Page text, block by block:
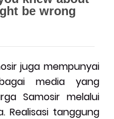
juga mempunyai
media yang
Samosir melalui
Realisasi tanggung